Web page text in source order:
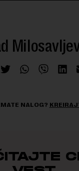
NALOG?